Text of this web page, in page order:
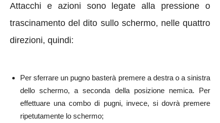
Attacchi e azioni sono legate alla pressione o
trascinamento del dito sullo schermo, nelle quattro
direzioni, quindi:
Per sferrare un pugno basterà premere a destra o a sinistra
dello schermo, a seconda della posizione nemica. Per
effettuare una combo di pugni, invece, si dovrà premere
ripetutamente lo schermo;